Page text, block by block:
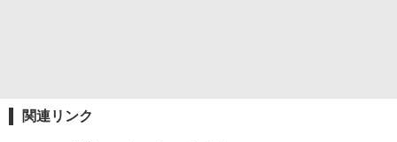
関連リンク